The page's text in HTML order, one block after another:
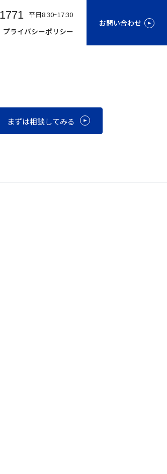
平日8:30~17:30
プライバシーポリシー
お問い合わせ
まずは相談してみる